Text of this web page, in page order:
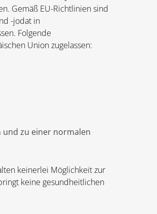
Gemäß EU-Richtlinien sind
-jodat in
Folgende
Union zugelassen:
zu einer normalen
keinerlei Möglichkeit zur
keine gesundheitlichen